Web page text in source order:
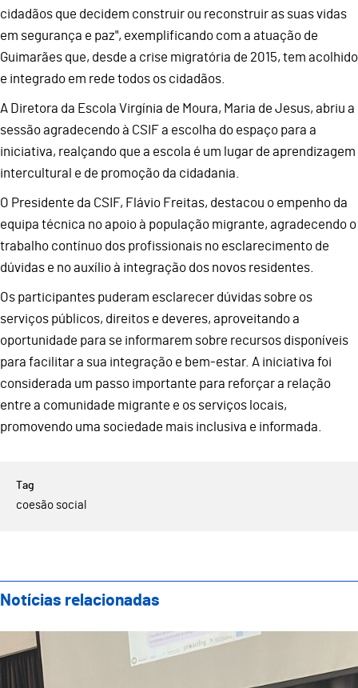
cidadãos que decidem construir ou reconstruir as suas vidas
em segurança e paz", exemplificando com a atuação de
Guimarães que, desde a crise migratória de 2015, tem acolhido
e integrado em rede todos os cidadãos.
A Diretora da Escola Virgínia de Moura, Maria de Jesus, abriu a
sessão agradecendo à CSIF a escolha do espaço para a
iniciativa, realçando que a escola é um lugar de aprendizagem
intercultural e de promoção da cidadania.
O Presidente da CSIF, Flávio Freitas, destacou o empenho da
equipa técnica no apoio à população migrante, agradecendo o
trabalho contínuo dos profissionais no esclarecimento de
dúvidas e no auxílio à integração dos novos residentes.
Os participantes puderam esclarecer dúvidas sobre os
serviços públicos, direitos e deveres, aproveitando a
oportunidade para se informarem sobre recursos disponíveis
para facilitar a sua integração e bem-estar. A iniciativa foi
considerada um passo importante para reforçar a relação
entre a comunidade migrante e os serviços locais,
promovendo uma sociedade mais inclusiva e informada.
coesão social
Notícias relacionadas
Dia Mundial do Refugiado Celebrado em Guimarães